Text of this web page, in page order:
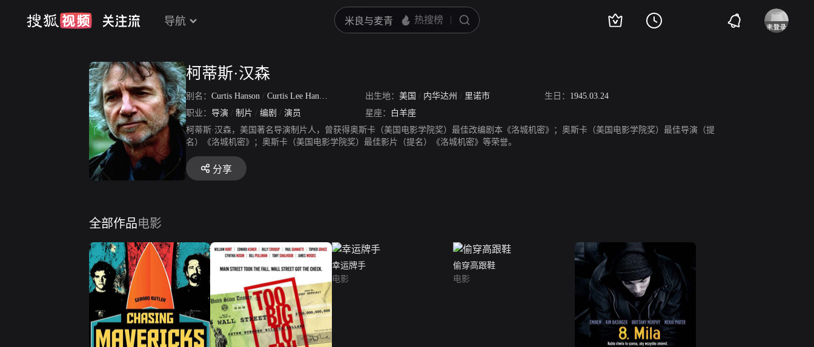
导航
柯蒂斯·汉森
别名： Curtis Hanson / Curtis Lee Hanson Curtisamma出生地： 美国 / 内华达州 / 里诺市 生日： 1945.03.24
职业： 导演 / 制片 / 编剧 / 演员 星座：
白羊座
柯蒂斯·汉森，美国著名导演制片人，曾获得奥斯卡（美国电影学院奖）最佳改编剧本《洛城机密》；奥斯卡（美国电影学院奖）最佳导演（提
名）《洛城机密》；奥斯卡（美国电影学院奖）最佳影片（提名）《洛城机密》等荣誉。
分享
全部作品电影
幸运牌手
电影
偷穿高跟鞋
电影